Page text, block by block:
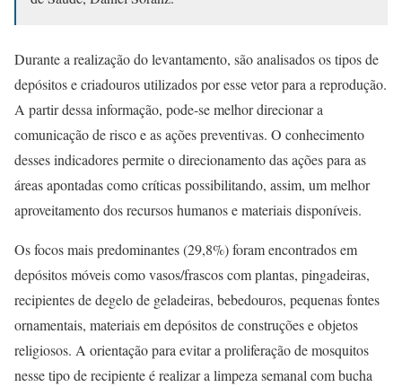
Durante a realização do levantamento, são analisados os tipos de
depósitos e criadouros utilizados por esse vetor para a reprodução.
A partir dessa informação, pode-se melhor direcionar a
comunicação de risco e as ações preventivas. O conhecimento
desses indicadores permite o direcionamento das ações para as
áreas apontadas como críticas possibilitando, assim, um melhor
aproveitamento dos recursos humanos e materiais disponíveis.
Os focos mais predominantes (29,8%) foram encontrados em
depósitos móveis como vasos/frascos com plantas, pingadeiras,
recipientes de degelo de geladeiras, bebedouros, pequenas fontes
ornamentais, materiais em depósitos de construções e objetos
religiosos. A orientação para evitar a proliferação de mosquitos
nesse tipo de recipiente é realizar a limpeza semanal com bucha